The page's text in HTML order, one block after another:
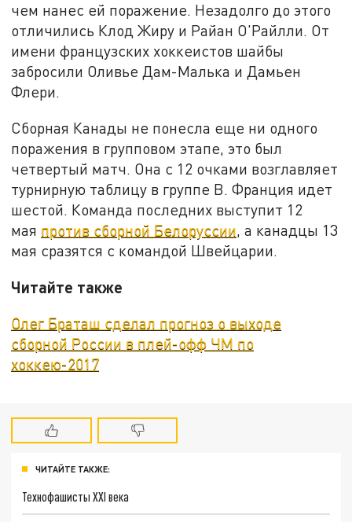
чем нанес ей поражение. Незадолго до этого
отличились Клод Жиру и Райан О'Райлли. От
имени французских хоккеистов шайбы
забросили Оливье Дам-Малька и Дамьен
Флери.
Сборная Канады не понесла еще ни одного
поражения в групповом этапе, это был
четвертый матч. Она с 12 очками возглавляет
турнирную таблицу в группе В. Франция идет
шестой. Команда последних выступит 12
мая против сборной Белоруссии, а канадцы 13
мая сразятся с командой Швейцарии.
Читайте также
Олег Браташ сделал прогноз о выходе
сборной России в плей-офф ЧМ по
хоккею-2017
ЧИТАЙТЕ ТАКЖЕ:
Технофашисты XXI века